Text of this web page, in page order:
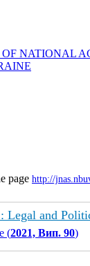
OF NATIONAL
page http://
Legal and
(2021, Вип. 90)